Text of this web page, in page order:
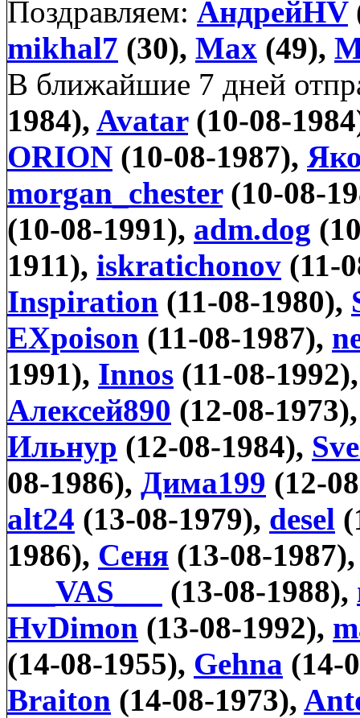
Поздравляем: АндрейHV
mikhal7 (30), Max (49),
В ближайшие 7 дней
1984), Avatar(10-08-
ORION (10-08-1987),
morgan_chester(10-08-
(10-08-1991), adm.dog
1911), iskratichonov (11-
Inspiration (11-08-1980),
EXpoison (11-08-1987),
1991), Innos (11-08-
Алексей890 (12-08-
Ильнур (12-08-1984),
08-1986), Дима199 (12-
alt24 (13-08-1979), desel
1986), Сеня (13-08-
___VAS___
(13-08-1988),
HvDimon (13-08-1992),
(14-08-1955), Gehna (14-
Braiton (14-08-1973),